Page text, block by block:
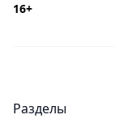
16+
Разделы